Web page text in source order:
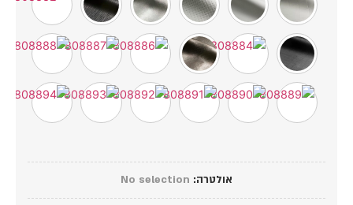
אולטרה:
No selection